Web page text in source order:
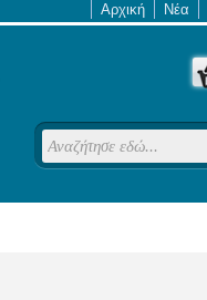
Αρχική Νέα